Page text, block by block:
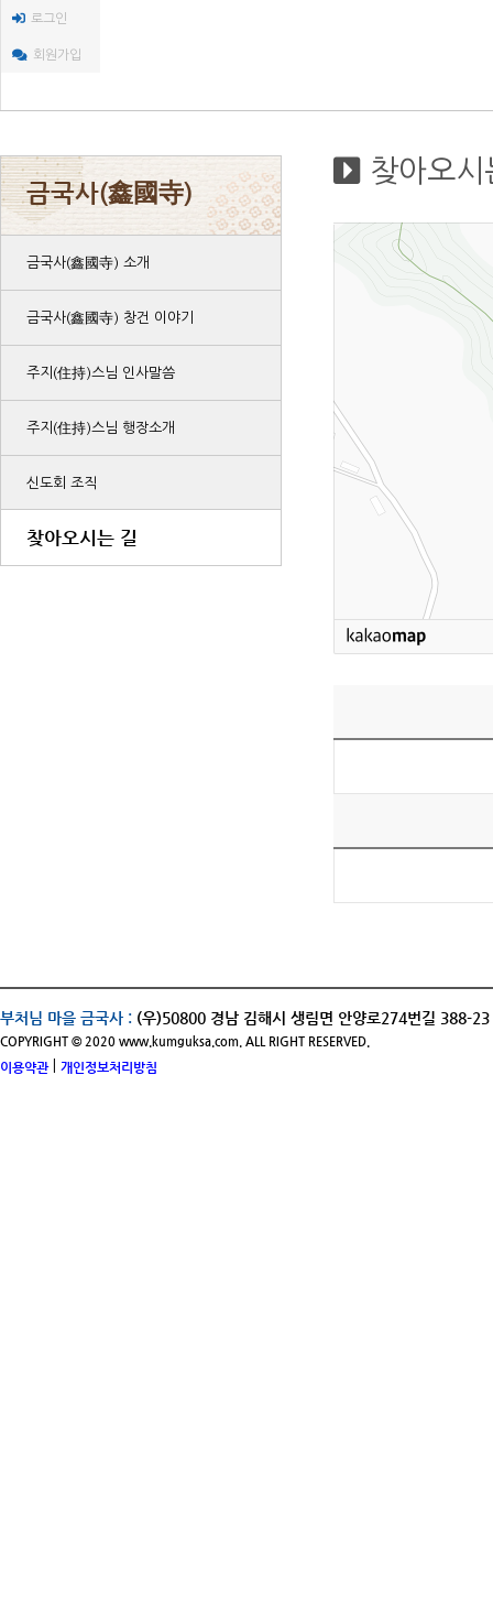
로그인
회원가입
금국사(鑫國寺)
금국사(鑫國寺) 소개
금국사(鑫國寺) 창건 이야기
주지(住持)스님 인사말씀
주지(住持)스님 행장소개
신도회 조직
찾아오시는 길
찾아오시
부처님 마을 금국사 : (우)50800 경남 김해시 생림면 안양로274번길 388-23
COPYRIGHT © 2020 www.kumguksa.com. ALL RIGHT RESERVED.
이용약관| 개인정보처리방침